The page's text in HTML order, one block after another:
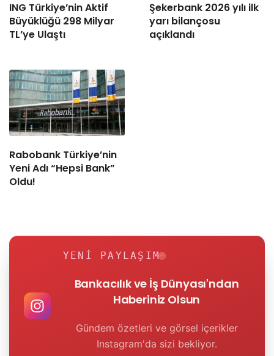
ING Türkiye’nin Aktif
Büyüklüğü 298 Milyar
TL’ye Ulaştı
Şekerbank 2026 yılı ilk
yarı bilançosu
açıklandı
Rabobank Türkiye’nin
Yeni Adı “Hepsi Bank”
Oldu!
YENI PAYLAŞIM
Bankacılık ve İş Dünyası'ndan
Haberiniz Olsun
Gündem özetleri ve görsel içerikler
Instagram'da sizi bekliyor.